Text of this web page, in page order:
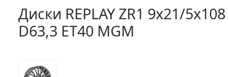
Диски REPLAY ZR1 9x21/5x108
D63,3 ET40 MGM